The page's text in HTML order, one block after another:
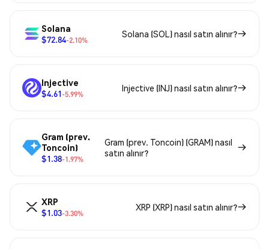
Solana
$72.84-2.10%
Solana (SOL) nasıl satın alınır?
Injective
$4.61-5.99%
Injective (INJ) nasıl satın alınır?
Gram (prev.
Toncoin)
$1.38-1.97%
Gram (prev. Toncoin) (GRAM) nasıl
satın alınır?
XRP
$1.03-3.30%
XRP (XRP) nasıl satın alınır?